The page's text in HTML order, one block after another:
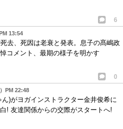
6
13:54
去、死因は老衰と発表。息子の髙嶋政
コメント、最期の様子を明かす
0
PM 22:48
)がヨガインストラクター金井俊希に
白! 友達関係からの交際がスタートへ!